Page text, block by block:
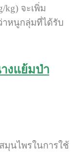
kg) จะเพิ่ม
าหนูกลุ่มที่ได้รับ
งแย้มป่า
มุนไพรในการใช้